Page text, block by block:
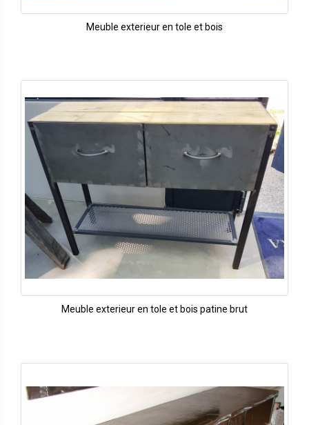
Meuble exterieur en tole et bois
Meuble exterieur en tole et bois patine brut